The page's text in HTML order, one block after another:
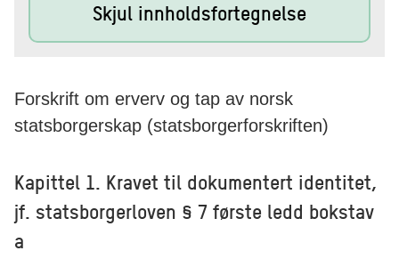
Skjul innholdsfortegnelse
Forskrift om erverv og tap av norsk
statsborgerskap (statsborgerforskriften)
Kapittel 1. Kravet til dokumentert identitet,
jf. statsborgerloven § 7 første ledd bokstav
a